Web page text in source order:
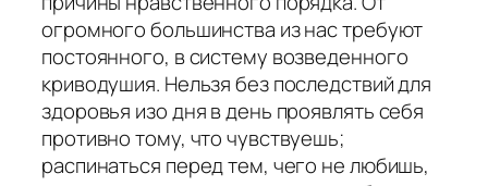
огромного большинства из нас требуют
постоянного, в систему возведенного
криводушия. Нельзя без последствий для
здоровья изо дня в день проявлять себя
противно тому, что чувствуешь;
распинаться перед тем, чего не любишь,